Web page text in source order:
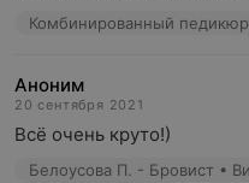
Комбинированный педикюр
Аноним
20 сентября 2021
Всё очень круто!)